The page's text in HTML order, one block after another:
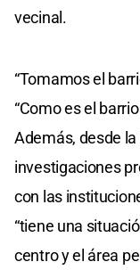
vecinal.
“Tomamos el
“Como es el
Además, desde
investigaciones
con las
“tiene una
centro y el área